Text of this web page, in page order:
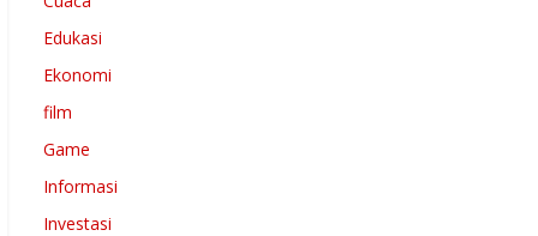
Edukasi
Ekonomi
film
Game
Informasi
Investasi